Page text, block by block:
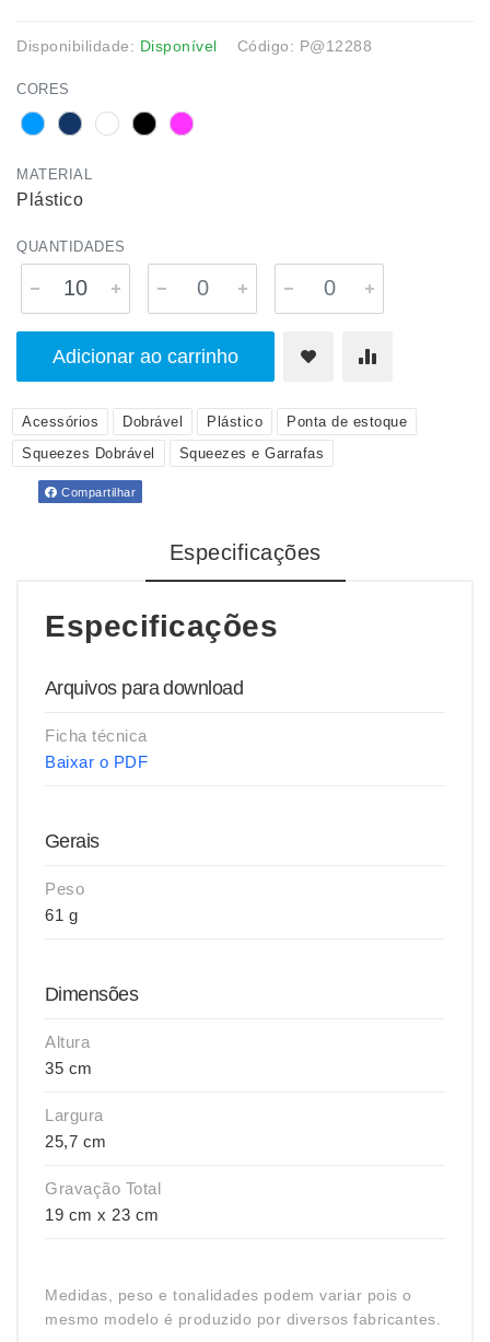
Disponibilidade: Disponível Código: P@12288
CORES
MATERIAL
Plástico
QUANTIDADES
Adicionar ao carrinho
Acessórios Dobrável Plástico
Ponta de estoque
Squeezes Dobrável
Squeezes e Garrafas
Compartilhar
Especificações
Especificações
Arquivos para download
Ficha técnica
Baixar o PDF
Gerais
Peso
61 g
Dimensões
Altura
35 cm
Largura
25,7 cm
Gravação Total
19 cm x 23 cm
Medidas, peso e tonalidades podem variar pois o
mesmo modelo é produzido por diversos fabricantes.